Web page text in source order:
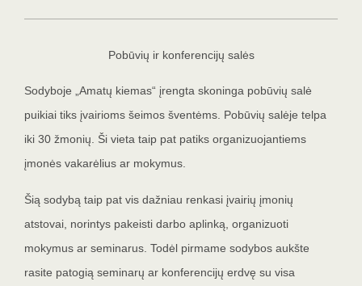
Pobūvių ir konferencijų salės
Sodyboje „Amatų kiemas“ įrengta skoninga pobūvių salė
puikiai tiks įvairioms šeimos šventėms. Pobūvių salėje telpa
iki 30 žmonių. Ši vieta taip pat patiks organizuojantiems
įmonės vakarėlius ar mokymus.
Šią sodybą taip pat vis dažniau renkasi įvairių įmonių
atstovai, norintys pakeisti darbo aplinką, organizuoti
mokymus ar seminarus. Todėl pirmame sodybos aukšte
rasite patogią seminarų ar konferencijų erdvę su visa